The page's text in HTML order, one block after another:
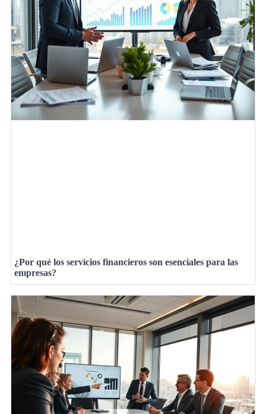
¿Por qué los servicios financieros son esenciales para las
empresas?